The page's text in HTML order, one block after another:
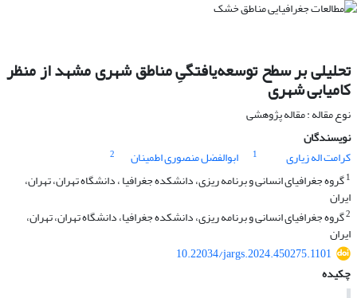
تحلیلی بر سطح توسعه‌یافتگیِ مناطق شهری مشهد از منظر
کامیابی شهری
نوع مقاله : مقاله پژوهشی
نویسندگان
کرامت اله زیاری
1 ابوالفضل منصوری اطمینان
2
1گروه جغرافیای انسانی و برنامه ریزی، دانشکده جغرافیا ، دانشگاه تهران، تهران،
ایران
2گروه جغرافیای انسانی و برنامه ریزی، دانشکده جغرافیا، دانشگاه تهران، تهران،
ایران
10.22034/jargs.2024.450275.1101
چکیده